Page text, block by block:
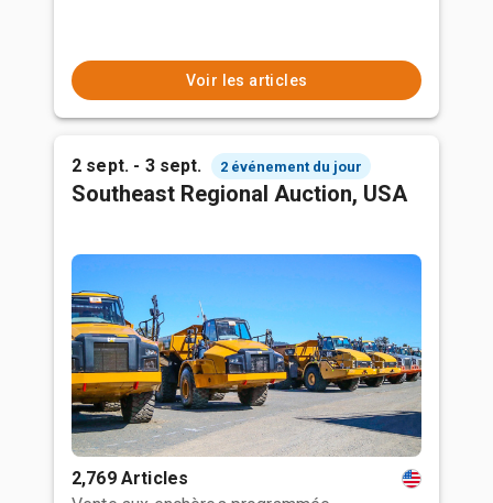
Voir les articles
2 sept. - 3 sept. 2 événement du jour
Southeast Regional Auction, USA
2,769 Articles